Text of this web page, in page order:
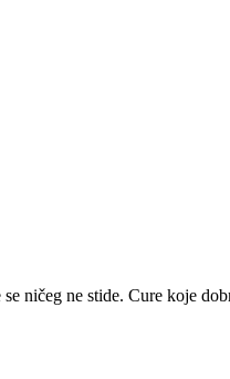
ničeg ne stide. Cure koje